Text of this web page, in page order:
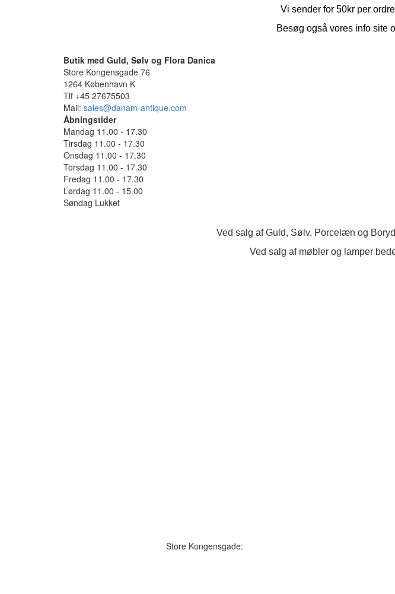
Vi sender for 50kr per
Besøg også vores info site
Butik med Guld, Sølv og Flora Danica
Store Kongensgade 76
1264 København K
Tlf +45 27675503
Mail: sales@danam-antique.com
Åbningstider
Mandag 11.00 - 17.30
Tirsdag 11.00 - 17.30
Onsdag 11.00 - 17.30
Torsdag 11.00 - 17.30
Fredag 11.00 - 17.30
Lørdag 11.00 - 15.00
Søndag Lukket
Ved salg af Guld, Sølv, Porcelæn og
Ved salg af møbler og lamper
Store Kongensgade: